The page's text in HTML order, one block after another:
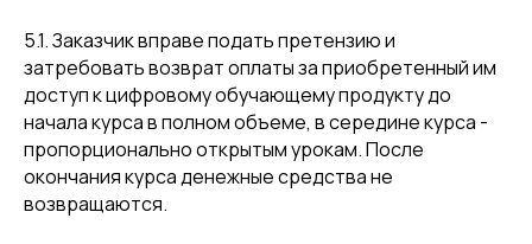
5.1. Заказчик вправе подать претензию и
затребовать возврат оплаты за приобретенный им
доступ к цифровому обучающему продукту до
начала курса в полном объеме, в середине курса -
пропорционально открытым урокам. После
окончания курса денежные средства не
возвращаются.